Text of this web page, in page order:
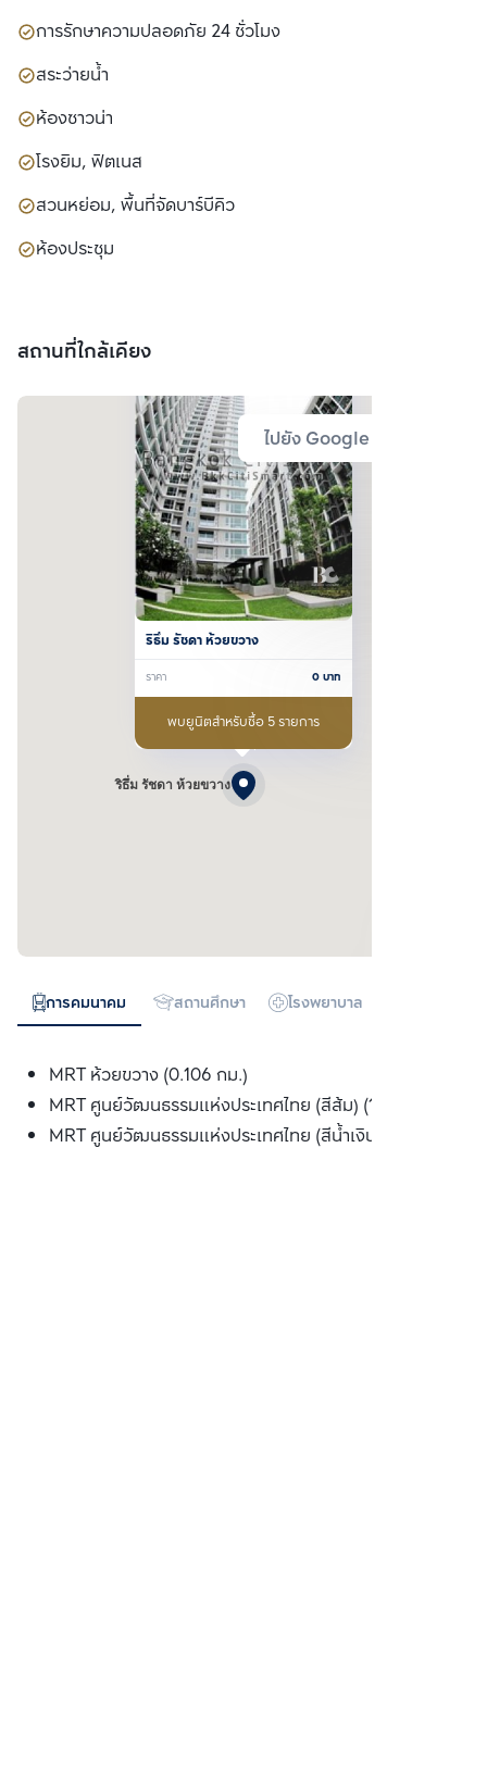
การรักษาความปลอดภัย 24 ชั่วโมง
สระว่ายน้ำ
ห้องซาวน่า
โรงยิม, ฟิตเนส
สวนหย่อม, พื้นที่จัดบาร์บีคิว
ห้องประชุม
สถานที่ใกล้เคียง
ไปยัง Google Map
ริธึ่ม รัชดา ห้วยขวาง
ริธึ่ม รัชดา ห้วยขวาง
ราคา 0บาท
พบยูนิตสำหรับซื้อ 5 รายการ
การคมนาคม สถานศึกษา โรงพยาบาล
MRT ห้วยขวาง (0.106 กม.)
MRT ศูนย์วัฒนธรรมแห่งประเทศไทย (สีส้ม) (1.239 กม.)
MRT ศูนย์วัฒนธรรมแห่งประเทศไทย (สีน้ำเงิน) (1.239 กม.)